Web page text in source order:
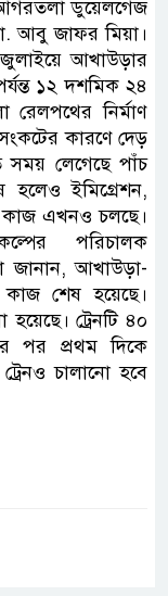
আগরতলা ডুয়েলগেজ
আবু জাফর মিয়া।
জুলাইয়ে আখাউড়ার
১২ দশমিক ২৪
রেলপথের নির্মাণ
কারণে দেড়
সময় লেগেছে পাঁচ
হলেও ইমিগ্রেশন,
কাজ এখনও চলছে।
পরিচালক
জানান, আখাউড়া-
শেষ হয়েছে।
ট্রেনটি ৪০
পর প্রথম দিকে
ট্রেনও চালানো হবে